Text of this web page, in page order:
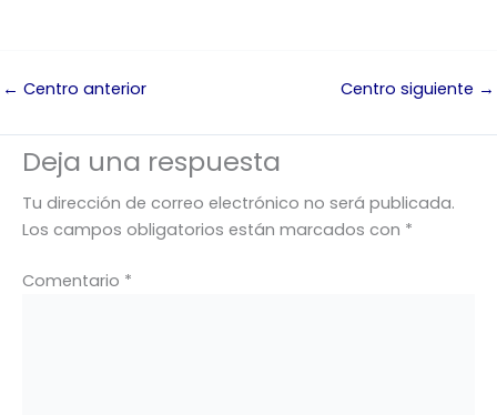
← Centro anterior Centro siguiente →
Deja una respuesta
Tu dirección de correo electrónico no será publicada.
Los campos obligatorios están marcados con *
Comentario *